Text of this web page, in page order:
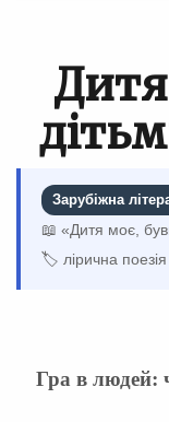
Зарубіжна
📖 «Дитя моє,
🏷 лірична поезія
Гра в людей: